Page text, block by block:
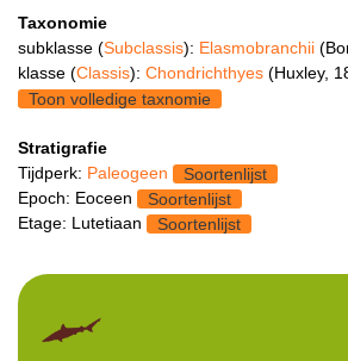
Taxonomie
subklasse (Subclassis): Elasmobranchii
klasse (Classis): Chondrichthyes (Huxley,
Toon volledige taxnomie
Stratigrafie
Tijdperk: Paleogeen
Soortenlijst
Epoch: Eoceen
Soortenlijst
Etage: Lutetiaan
Soortenlijst